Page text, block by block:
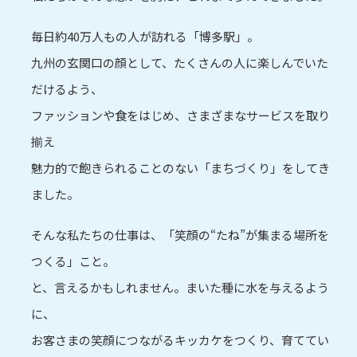
毎日約40万人もの人が訪れる「博多駅」。
九州の玄関口の顔として、たくさんの人に楽しんでいた
だけるよう、
ファッションや食をはじめ、さまざまなサービスを取り
揃え
魅力的で飽きられることのない「まちづくり」をしてき
ました。
そんな私たちの仕事は、「笑顔の“たね”が集まる場所を
つくる」こと。
と、言えるかもしれません。まいた種に水を与えるよう
に、
お客さまの笑顔につながるキッカケをつくり、育ててい